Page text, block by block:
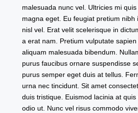
malesuada nunc vel. Ultricies mi
magna eget. Eu feugiat pretium nibh
nisl vel. Erat velit scelerisque in
a erat nam. Pretium vulputate
aliquam malesuada bibendum.
purus faucibus ornare suspendisse
purus semper eget duis at tellus.
urna nec tincidunt. Sit amet
duis tristique. Euismod lacinia at
odio ut. Nunc vel risus commodo